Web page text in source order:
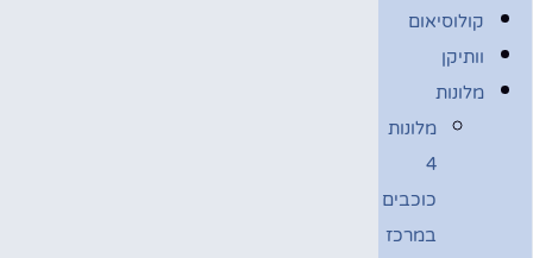
קולוסיאום
וותיקן
מלונות
מלונות
4
כוכבים
במרכז